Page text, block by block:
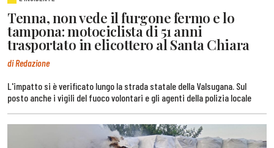
Tenna, non vede il furgone fermo e lo
tampona: motociclista di 51 anni
trasportato in elicottero al Santa Chiara
di Redazione
L'impatto si è verificato lungo la strada statale della Valsugana. Sul
posto anche i vigili del fuoco volontari e gli agenti della polizia locale